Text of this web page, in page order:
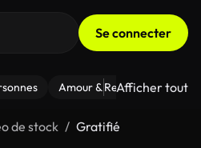
Se connecter
Amour & Relations Le
Afficher tout
de stock Gratifié